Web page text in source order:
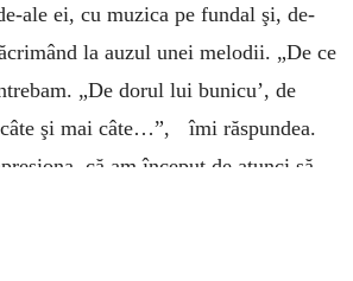
ale ei, cu muzica pe fundal şi, de­
la auzul unei melodii. „De ce
„De dorul lui bunicu’, de
şi mai câte…”, îmi răspundea.
că am început de atunci să-